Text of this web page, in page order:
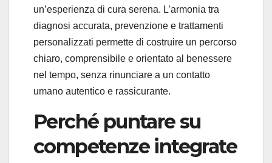
un’esperienza di cura serena. L’armonia tra
diagnosi accurata, prevenzione e trattamenti
personalizzati permette di costruire un percorso
chiaro, comprensibile e orientato al benessere
nel tempo, senza rinunciare a un contatto
umano autentico e rassicurante.
Perché puntare su
competenze integrate